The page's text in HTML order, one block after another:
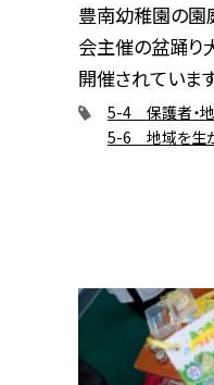
豊南幼稚園の園
会主催の盆踊り
開催されていま
5-4 保護者・
5-6 地域を生